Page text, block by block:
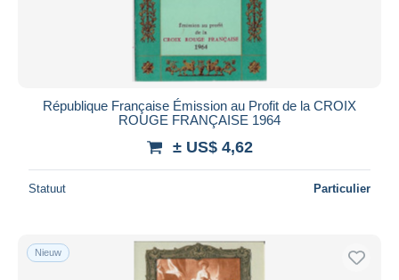
République Française Émission au Profit de la CROIX
ROUGE FRANÇAISE 1964
± US$ 4,62
Statuut Particulier
Nieuw